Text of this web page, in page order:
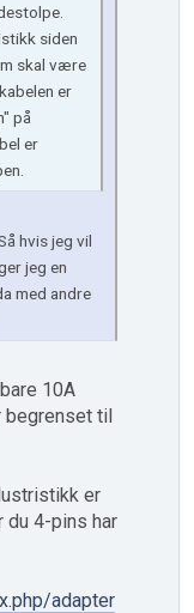
siden
skal være
er
på
er
hvis jeg vil
jeg en
med andre
10A
begrenset til
er
du 4-pins har
adapter